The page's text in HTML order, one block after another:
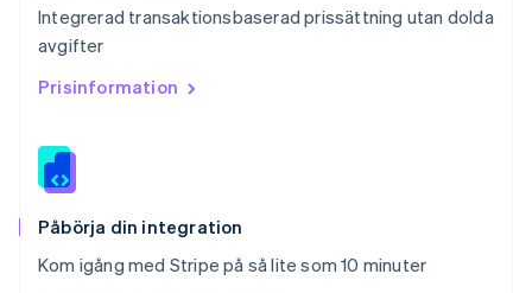
Integrerad transaktionsbaserad prissättning utan dolda
avgifter
Prisinformation
Påbörja din integration
Kom igång med Stripe på så lite som 10 minuter
English
Slovenien
English Italiano
Storbritannien
Sverige
SvenskaEnglish
ไทยEnglish